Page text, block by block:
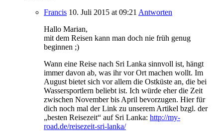
Francis 10. Juli 2015 at 09:21 Antworten
Hallo Marian,
mit dem Reisen kann man doch nie früh genug
beginnen ;)
Wann eine Reise nach Sri Lanka sinnvoll ist, hängt
immer davon ab, was ihr vor Ort machen wollt. Im
August bietet sich vor allem die Ostküste an, die bei
Wassersportlern beliebt ist. Ich würde eher die Zeit
zwischen November bis April bevorzugen. Hier für
dich noch mal der Link zu unserem Artikel bzgl. der
„besten Reisezeit“ auf Sri Lanka: http://my-
road.de/reisezeit-sri-lanka/